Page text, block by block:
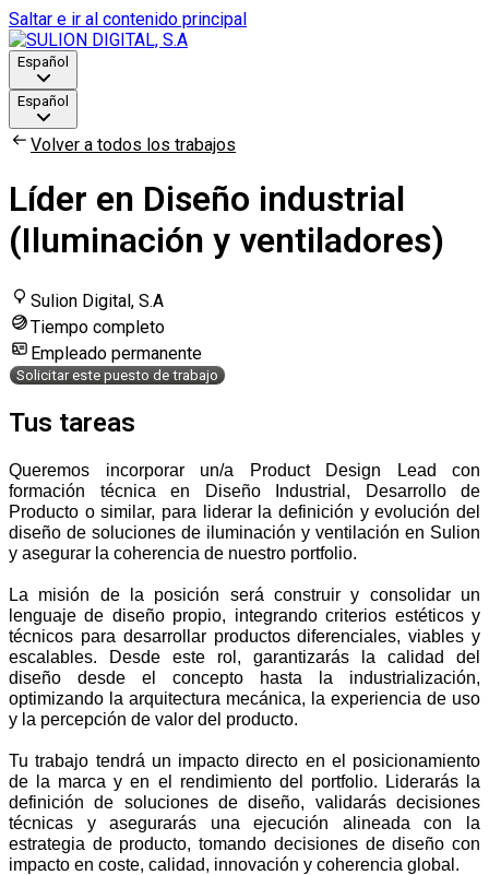
Saltar e ir al contenido principal
Español
Español
Volver a todos los trabajos
Líder en Diseño industrial
(Iluminación y ventiladores)
Sulion Digital, S.A
Tiempo completo
Empleado permanente
Solicitar este puesto de trabajo
Tus tareas
Queremos incorporar un/a Product Design Lead con
formación técnica en Diseño Industrial, Desarrollo de
Producto o similar, para liderar la definición y evolución del
diseño de soluciones de iluminación y ventilación en Sulion
y asegurar la coherencia de nuestro portfolio.
La misión de la posición será construir y consolidar un
lenguaje de diseño propio, integrando criterios estéticos y
técnicos para desarrollar productos diferenciales, viables y
escalables. Desde este rol, garantizarás la calidad del
diseño desde el concepto hasta la industrialización,
optimizando la arquitectura mecánica, la experiencia de uso
y la percepción de valor del producto.
Tu trabajo tendrá un impacto directo en el posicionamiento
de la marca y en el rendimiento del portfolio. Liderarás la
definición de soluciones de diseño, validarás decisiones
técnicas y asegurarás una ejecución alineada con la
estrategia de producto, tomando decisiones de diseño con
impacto en coste, calidad, innovación y coherencia global.